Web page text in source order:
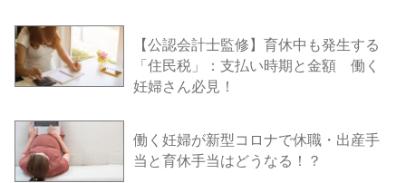
【公認会計士監修】育休中も発生する
「住民税」：支払い時期と金額 働く
妊婦さん必見！
働く妊婦が新型コロナで休職・出産手
当と育休手当はどうなる！？